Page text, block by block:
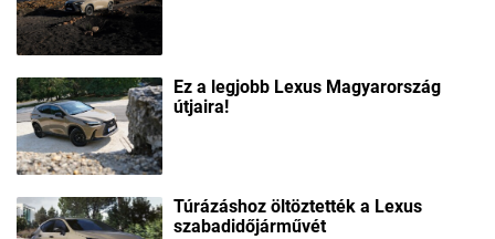
Ez a legjobb Lexus Magyarország
útjaira!
Túrázáshoz öltöztették a Lexus
szabadidőjárművét